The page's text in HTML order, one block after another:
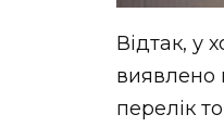
Відтак, у
виявлено
перелік